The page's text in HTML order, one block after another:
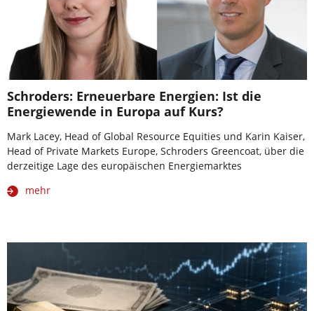
Schroders: Erneuerbare Energien: Ist die
Energiewende in Europa auf Kurs?
Mark Lacey, Head of Global Resource Equities und Karin Kaiser,
Head of Private Markets Europe, Schroders Greencoat, über die
derzeitige Lage des europäischen Energiemarktes
mehr